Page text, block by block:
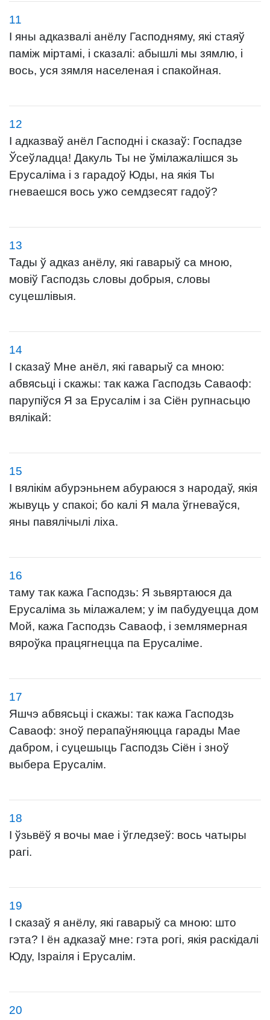
11
І яны адказвалі анёлу Гасподняму, які стаяў
паміж міртамі, і сказалі: абышлі мы зямлю, і
вось, уся зямля населеная і спакойная.
12
І адказваў анёл Гасподні і сказаў: Госпадзе
Ўсеўладца! Дакуль Ты не ўмілажалішся зь
Ерусаліма і з гарадоў Юды, на якія Ты
гневаешся вось ужо семдзесят гадоў?
13
Тады ў адказ анёлу, які гаварыў са мною,
мовіў Гасподзь словы добрыя, словы
суцешлівыя.
14
І сказаў Мне анёл, які гаварыў са мною:
абвясьці і скажы: так кажа Гасподзь Саваоф:
парупіўся Я за Ерусалім і за Сіён рупнасьцю
вялікай:
15
І вялікім абурэньнем абураюся з народаў, якія
жывуць у спакоі; бо калі Я мала ўгневаўся,
яны павялічылі ліха.
16
таму так кажа Гасподзь: Я зьвяртаюся да
Ерусаліма зь мілажалем; у ім пабудуецца дом
Мой, кажа Гасподзь Саваоф, і землямерная
вяроўка працягнецца па Ерусаліме.
17
Яшчэ абвясьці і скажы: так кажа Гасподзь
Саваоф: зноў перапаўняюцца гарады Мае
дабром, і суцешыць Гасподзь Сіён і зноў
выбера Ерусалім.
18
І ўзьвёў я вочы мае і ўгледзеў: вось чатыры
рагі.
19
І сказаў я анёлу, які гаварыў са мною: што
гэта? І ён адказаў мне: гэта рогі, якія раскідалі
Юду, Ізраіля і Ерусалім.
20